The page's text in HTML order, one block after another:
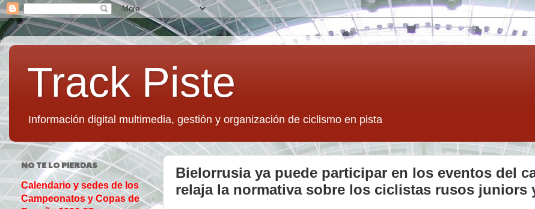
Track Piste
Información digital multimedia, gestión y organización de ciclismo en pista
Bielorrusia ya puede participar en los eventos del
relaja la normativa sobre los ciclistas rusos juniors
NO TE LO PIERDAS
Calendario y sedes de los
Campeonatos y Copas de